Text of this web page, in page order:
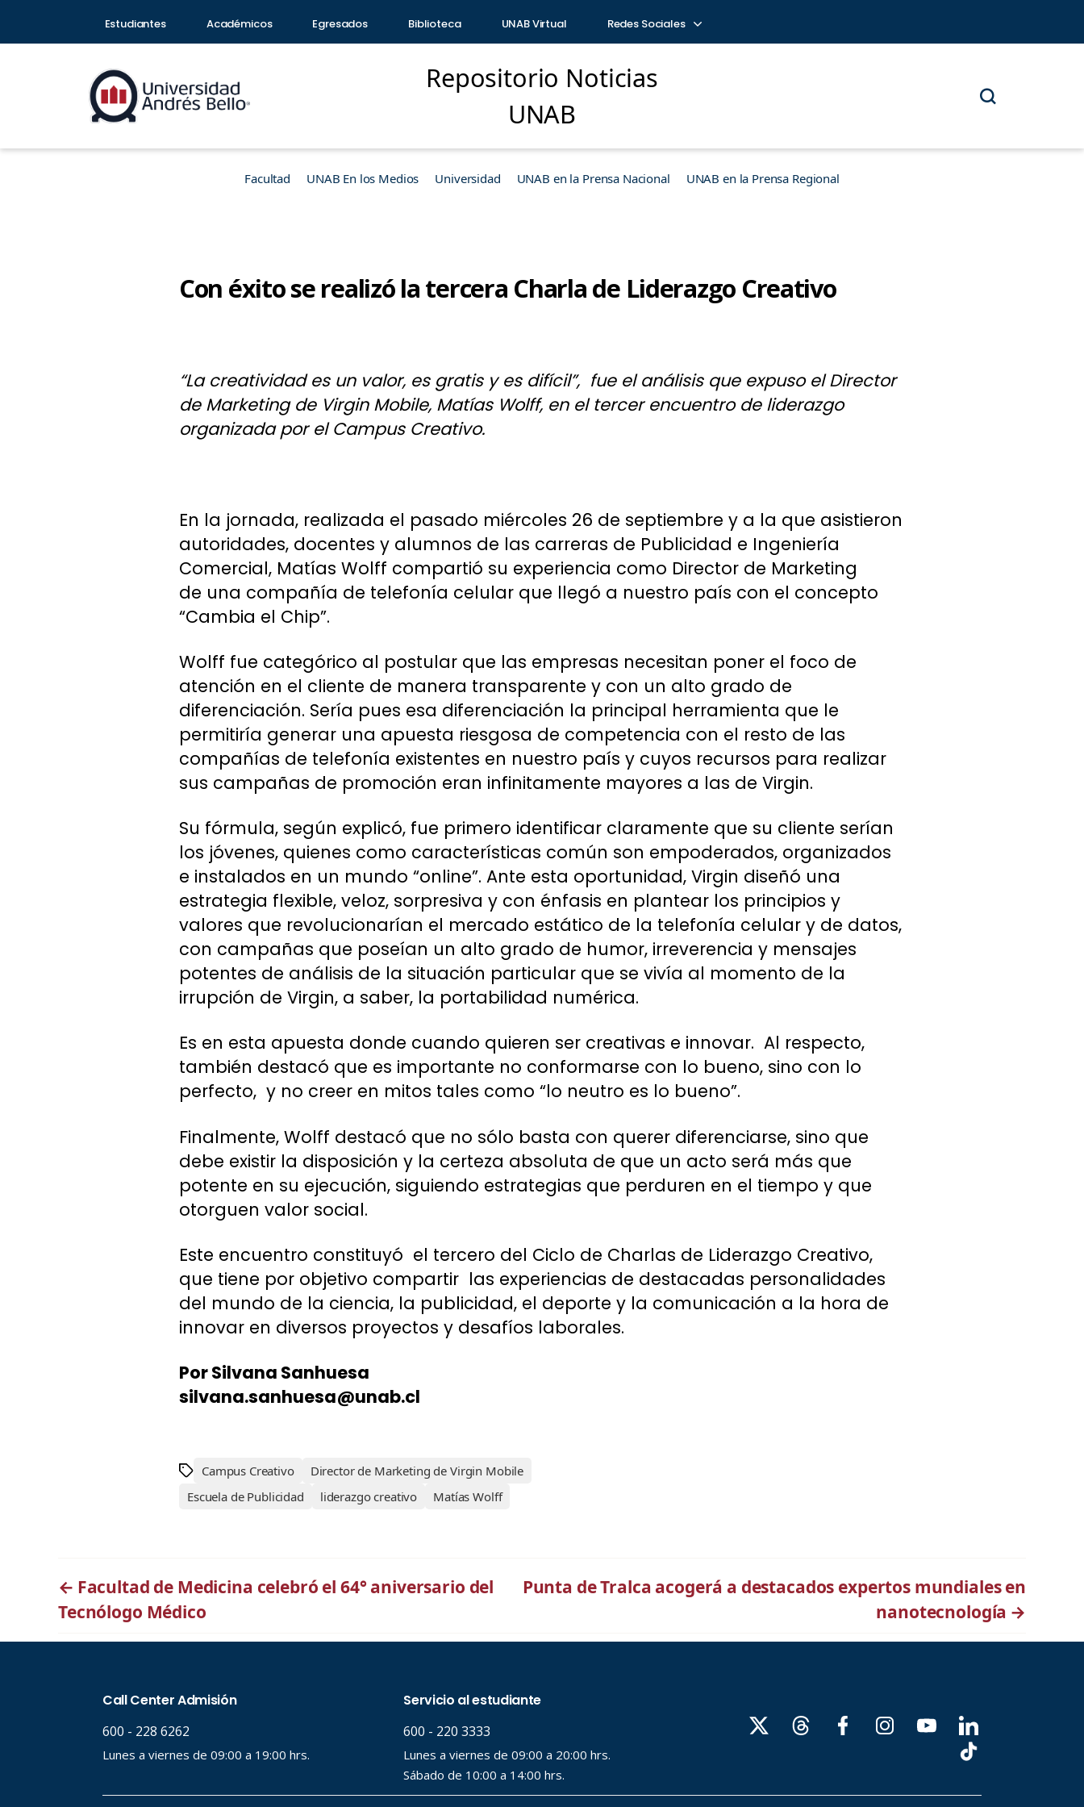
Estudiantes Académicos Egresados Biblioteca UNAB Virtual Redes Sociales
Repositorio Noticias
UNAB
Facultad UNAB En los Medios Universidad UNAB en la Prensa Nacional UNAB en la Prensa Regional
Con éxito se realizó la tercera Charla de Liderazgo Creativo
“La creatividad es un valor, es gratis y es difícil”, fue el análisis que expuso el Director
de Marketing de Virgin Mobile, Matías Wolff, en el tercer encuentro de liderazgo
organizada por el Campus Creativo.
En la jornada, realizada el pasado miércoles 26 de septiembre y a la que asistieron
autoridades, docentes y alumnos de las carreras de Publicidad e Ingeniería
Comercial, Matías Wolff compartió su experiencia como Director de Marketing
de una compañía de telefonía celular que llegó a nuestro país con el concepto
“Cambia el Chip”.
Wolff fue categórico al postular que las empresas necesitan poner el foco de
atención en el cliente de manera transparente y con un alto grado de
diferenciación. Sería pues esa diferenciación la principal herramienta que le
permitiría generar una apuesta riesgosa de competencia con el resto de las
compañías de telefonía existentes en nuestro país y cuyos recursos para realizar
sus campañas de promoción eran infinitamente mayores a las de Virgin.
Su fórmula, según explicó, fue primero identificar claramente que su cliente serían
los jóvenes, quienes como características común son empoderados, organizados
e instalados en un mundo “online”. Ante esta oportunidad, Virgin diseñó una
estrategia flexible, veloz, sorpresiva y con énfasis en plantear los principios y
valores que revolucionarían el mercado estático de la telefonía celular y de datos,
con campañas que poseían un alto grado de humor, irreverencia y mensajes
potentes de análisis de la situación particular que se vivía al momento de la
irrupción de Virgin, a saber, la portabilidad numérica.
Es en esta apuesta donde cuando quieren ser creativas e innovar. Al respecto,
también destacó que es importante no conformarse con lo bueno, sino con lo
perfecto, y no creer en mitos tales como “lo neutro es lo bueno”.
Finalmente, Wolff destacó que no sólo basta con querer diferenciarse, sino que
debe existir la disposición y la certeza absoluta de que un acto será más que
potente en su ejecución, siguiendo estrategias que perduren en el tiempo y que
otorguen valor social.
Este encuentro constituyó el tercero del Ciclo de Charlas de Liderazgo Creativo,
que tiene por objetivo compartir las experiencias de destacadas personalidades
del mundo de la ciencia, la publicidad, el deporte y la comunicación a la hora de
innovar en diversos proyectos y desafíos laborales.
Por Silvana Sanhuesa
silvana.sanhuesa@unab.cl
Campus Creativo
Director de Marketing de Virgin Mobile
Escuela de Publicidad
liderazgo creativo Matías Wolff
← Facultad de Medicina celebró el 64° aniversario del
Tecnólogo Médico
Punta de Tralca acogerá a destacados expertos mundiales en
nanotecnología →